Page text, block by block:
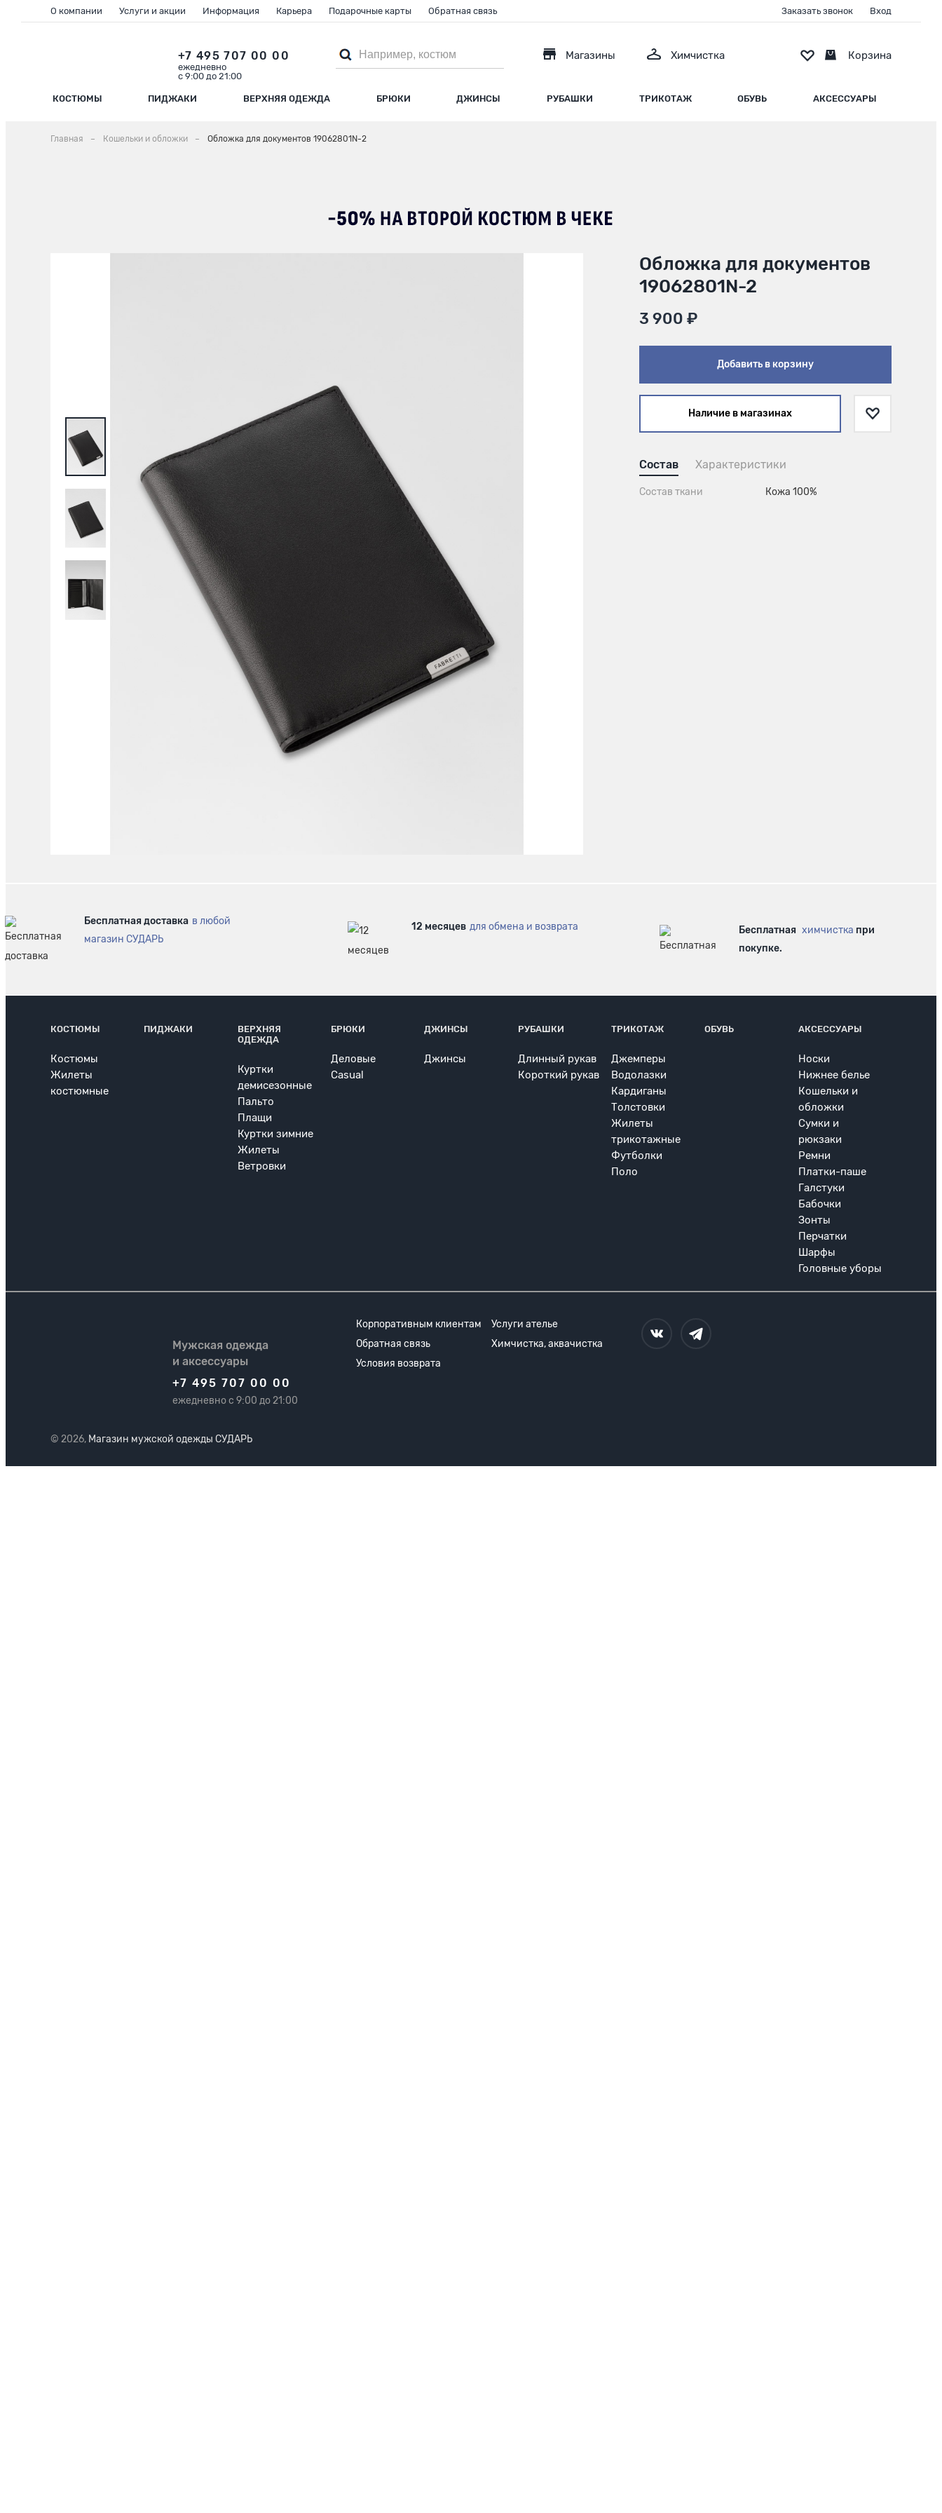
КОСТЮМЫ ПИДЖАКИ ВЕРХНЯЯ ОДЕЖДА БРЮКИ ДЖИНСЫ РУБАШКИ ТРИКОТАЖ ОБУВЬ АКСЕССУАРЫ
+7 495 707 00 00
ежедневно
с 9:00 до 21:00
Магазины Химчистка
О компании Услуги и акции Информация Карьера Подарочные карты Обратная связь Заказать звонок Вход
Корзина
Главная Кошельки и обложки Обложка для документов 19062801N-2
Обложка для документов
19062801N-2
3 900 ₽
Добавить в корзину
Наличие в магазинах
Состав Характеристики
Состав ткани Кожа 100%
Бесплатная доставка в любой
магазин СУДАРЬ
12 месяцев для обмена и возврата Бесплатная химчистка при
покупке.
КОСТЮМЫ
Костюмы
Жилеты
костюмные
ПИДЖАКИ
ВЕРХНЯЯ
ОДЕЖДА
Куртки
демисезонные
Пальто
Плащи
Куртки зимние
Жилеты
Ветровки
БРЮКИ
Деловые
Casual
ДЖИНСЫ
Джинсы
РУБАШКИ
Длинный рукав
Короткий рукав
ТРИКОТАЖ
Джемперы
Водолазки
Кардиганы
Толстовки
Жилеты
трикотажные
Футболки
Поло
ОБУВЬ АКСЕССУАРЫ
Носки
Нижнее белье
Кошельки и
обложки
Сумки и
рюкзаки
Ремни
Платки-паше
Галстуки
Бабочки
Зонты
Перчатки
Шарфы
Головные уборы
Мужская одежда
и аксессуары
+7 495 707 00 00
ежедневно с 9:00 до 21:00
Корпоративным клиентам
Услуги ателье
Обратная связь
Химчистка, аквачистка
Условия возврата
© 2026, Магазин мужской одежды СУДАРЬ